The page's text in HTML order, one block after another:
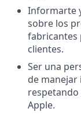
Informarte
sobre los
fabricantes
clientes.
Ser una
de
Apple.